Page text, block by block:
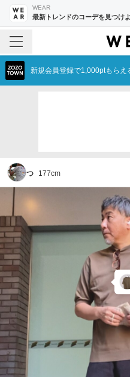
WEAR
最新トレンドのコーデを見つけ
新規会員登録で1,000ptもらえ
つ 177cm